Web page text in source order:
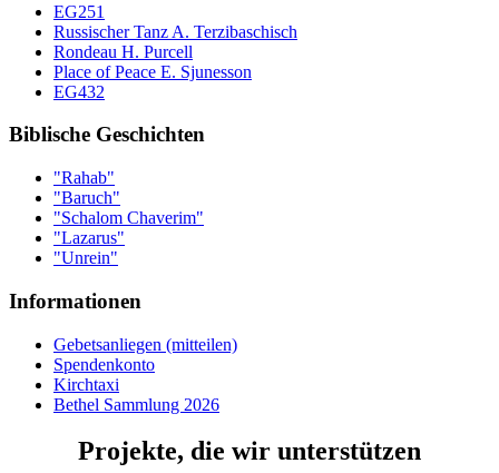
EG251
Russischer Tanz A. Terzibaschisch
Rondeau H. Purcell
Place of Peace E. Sjunesson
EG432
Biblische Geschichten
"Rahab"
"Baruch"
"Schalom Chaverim"
"Lazarus"
"Unrein"
Informationen
Gebetsanliegen (mitteilen)
Spendenkonto
Kirchtaxi
Bethel Sammlung 2026
Projekte, die wir unterstützen